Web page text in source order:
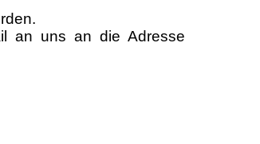
an uns an die Adresse